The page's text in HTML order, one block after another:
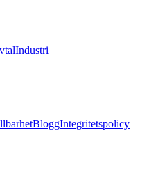
Industri
BloggIntegritetspolicy